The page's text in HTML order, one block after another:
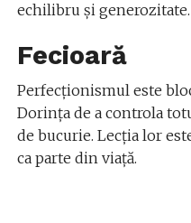
echilibru și generozitate.
Fecioară
Perfecționismul este
Dorința de a controla
de bucurie. Lecția lor
ca parte din viață.